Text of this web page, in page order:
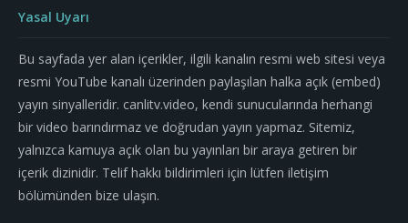
Yasal Uyarı
Bu sayfada yer alan içerikler, ilgili kanalın resmi web sitesi veya
resmi YouTube kanalı üzerinden paylaşılan halka açık (embed)
yayın sinyalleridir. canlitv.video, kendi sunucularında herhangi
bir video barındırmaz ve doğrudan yayın yapmaz. Sitemiz,
yalnızca kamuya açık olan bu yayınları bir araya getiren bir
içerik dizinidir. Telif hakkı bildirimleri için lütfen iletişim
bölümünden bize ulaşın.